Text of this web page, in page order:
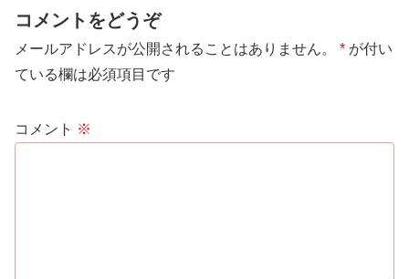
コメントをどうぞ
メールアドレスが公開されることはありません。 * が付い
ている欄は必須項目です
コメント ※